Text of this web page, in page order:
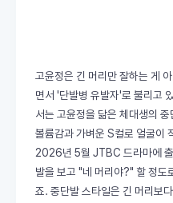
고윤정은 긴 머리만 잘하는 게
면서 '단발병 유발자'로 불리고
서는 고윤정을 닮은 체대생의
볼륨감과 가벼운 S컬로 얼굴이
2026년 5월 JTBC 드라마에
발을 보고 "네 머리야?" 할 정도
죠. 중단발 스타일은 긴 머리보